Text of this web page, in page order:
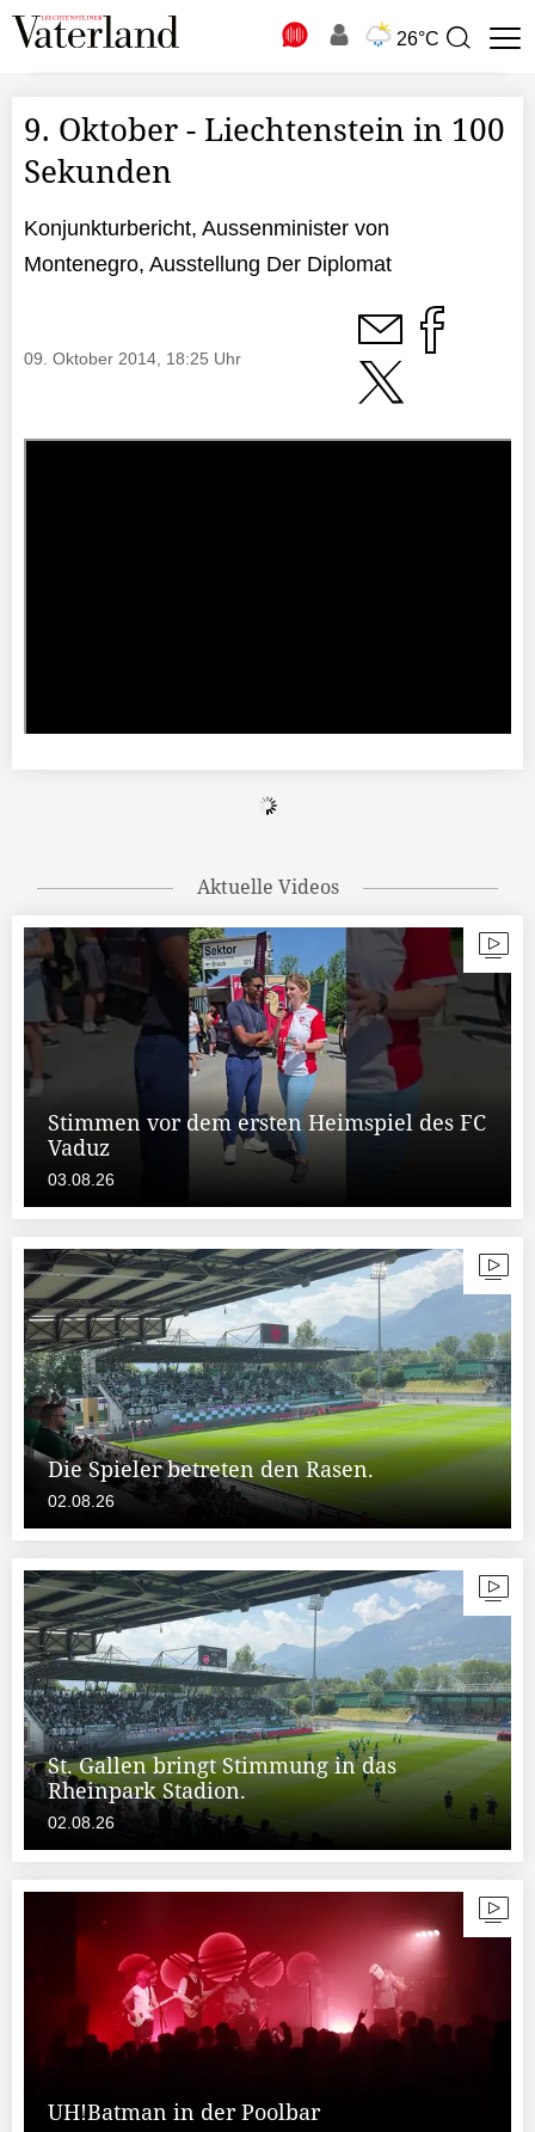
26°C
Suchbegriff
9. Oktober - Liechtenstein in 100
Sekunden
Konjunkturbericht, Aussenminister von
Montenegro, Ausstellung Der Diplomat
09. Oktober 2014, 18:25 Uhr
Aktuelle Videos
Stimmen vor dem ersten Heimspiel des FC
Vaduz
03.08.26
Die Spieler betreten den Rasen.
02.08.26
St. Gallen bringt Stimmung in das
Rheinpark Stadion.
02.08.26
UH!Batman in der Poolbar